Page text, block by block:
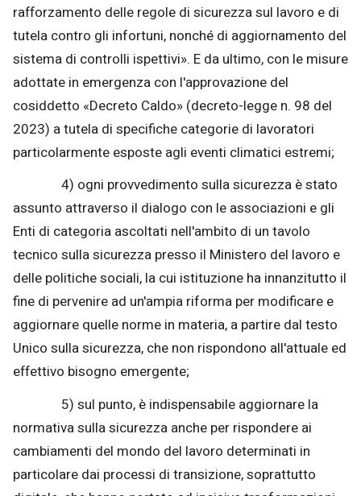
rafforzamento delle regole di sicurezza sul lavoro e di
tutela contro gli infortuni, nonché di aggiornamento del
sistema di controlli ispettivi». E da ultimo, con le misure
adottate in emergenza con l'approvazione del
cosiddetto «Decreto Caldo» (decreto-legge n. 98 del
2023) a tutela di specifiche categorie di lavoratori
particolarmente esposte agli eventi climatici estremi;
4) ogni provvedimento sulla sicurezza è stato
assunto attraverso il dialogo con le associazioni e gli
Enti di categoria ascoltati nell'ambito di un tavolo
tecnico sulla sicurezza presso il Ministero del lavoro e
delle politiche sociali, la cui istituzione ha innanzitutto il
fine di pervenire ad un'ampia riforma per modificare e
aggiornare quelle norme in materia, a partire dal testo
Unico sulla sicurezza, che non rispondono all'attuale ed
effettivo bisogno emergente;
5) sul punto, è indispensabile aggiornare la
normativa sulla sicurezza anche per rispondere ai
cambiamenti del mondo del lavoro determinati in
particolare dai processi di transizione, soprattutto